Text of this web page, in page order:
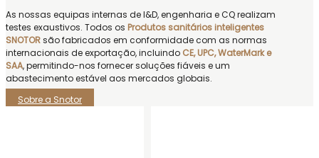
As nossas equipas internas de I&D, engenharia e CQ realizam
testes exaustivos. Todos os Produtos sanitários inteligentes
SNOTORsão fabricados em conformidade com as normas
internacionais de exportação, incluindo CE, UPC, WaterMark e
SAA, permitindo-nos fornecer soluções fiáveis e um
abastecimento estável aos mercados globais.
Sobre a Snotor